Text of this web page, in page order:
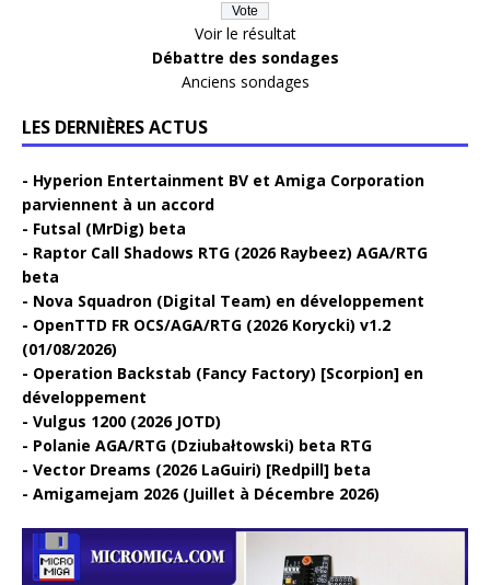
Voir le résultat
Débattre des sondages
Anciens sondages
LES DERNIÈRES ACTUS
Hyperion Entertainment BV et Amiga Corporation
parviennent à un accord
Futsal (MrDig) beta
Raptor Call Shadows RTG (2026 Raybeez) AGA/RTG
beta
Nova Squadron (Digital Team) en développement
OpenTTD FR OCS/AGA/RTG (2026 Korycki) v1.2
(01/08/2026)
Operation Backstab (Fancy Factory) [Scorpion] en
développement
Vulgus 1200 (2026 JOTD)
Polanie AGA/RTG (Dziubałtowski) beta RTG
Vector Dreams (2026 LaGuiri) [Redpill] beta
Amigamejam 2026 (Juillet à Décembre 2026)